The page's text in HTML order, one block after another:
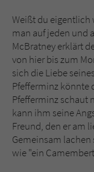
Weißt du eigentlich
man auf jeden und
McBratney erklärt
von hier bis zum
sich die Liebe
Pfefferminz könnte
Pfefferminz schaut
kann ihm seine
Freund, den er am
Gemeinsam
wie "ein